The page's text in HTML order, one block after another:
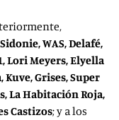
WAS, Delafé,
Lori Meyers, Elyella
Kuve, Grises, Super
La Habitación Roja,
Castizos; y a los